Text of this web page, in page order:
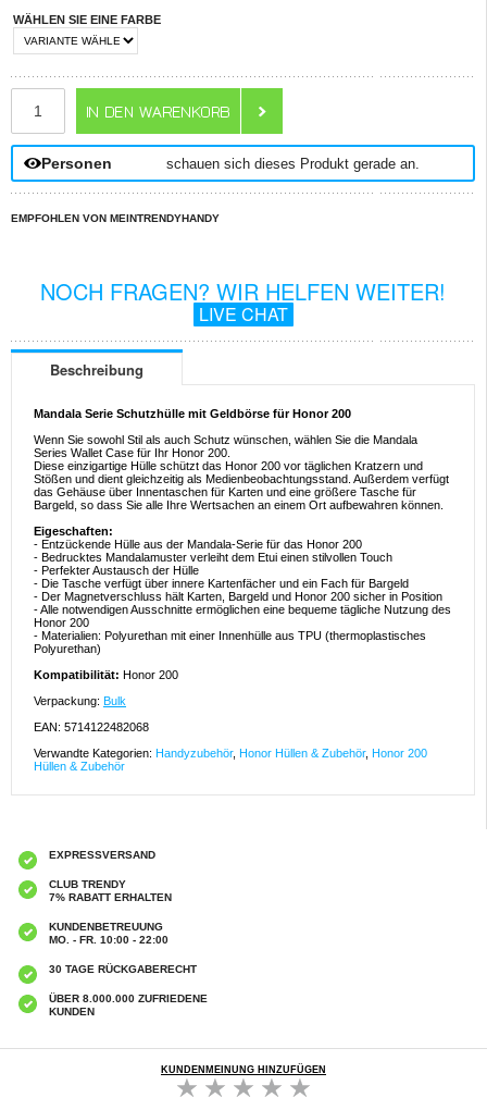
WÄHLEN SIE EINE FARBE
Personen schauen sich dieses Produkt gerade an.
EMPFOHLEN VON MEINTRENDYHANDY
NOCH FRAGEN? WIR HELFEN WEITER!
LIVE CHAT
Beschreibung
Mandala Serie Schutzhülle mit Geldbörse für Honor 200
Wenn Sie sowohl Stil als auch Schutz wünschen, wählen Sie die Mandala
Series Wallet Case für Ihr Honor 200.
Diese einzigartige Hülle schützt das Honor 200 vor täglichen Kratzern und
Stößen und dient gleichzeitig als Medienbeobachtungsstand. Außerdem verfügt
das Gehäuse über Innentaschen für Karten und eine größere Tasche für
Bargeld, so dass Sie alle Ihre Wertsachen an einem Ort aufbewahren können.
Eigeschaften:
- Entzückende Hülle aus der Mandala-Serie für das Honor 200
- Bedrucktes Mandalamuster verleiht dem Etui einen stilvollen Touch
- Perfekter Austausch der Hülle
- Die Tasche verfügt über innere Kartenfächer und ein Fach für Bargeld
- Der Magnetverschluss hält Karten, Bargeld und Honor 200 sicher in Position
- Alle notwendigen Ausschnitte ermöglichen eine bequeme tägliche Nutzung des
Honor 200
- Materialien: Polyurethan mit einer Innenhülle aus TPU (thermoplastisches
Polyurethan)
Kompatibilität: Honor 200
Verpackung: Bulk
EAN: 5714122482068
Verwandte Kategorien: Handyzubehör, Honor Hüllen & Zubehör, Honor 200
Hüllen & Zubehör
EXPRESSVERSAND
CLUB TRENDY
7% RABATT ERHALTEN
KUNDENBETREUUNG
MO. - FR. 10:00 - 22:00
30 TAGE RÜCKGABERECHT
ÜBER 8.000.000 ZUFRIEDENE
KUNDEN
KUNDENMEINUNG HINZUFÜGEN